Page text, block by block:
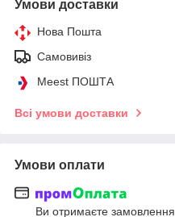
Умови доставки
Нова Пошта
Самовивіз
Meest ПОШТА
Всі умови доставки
Умови оплати
Ви отримаєте замовлення